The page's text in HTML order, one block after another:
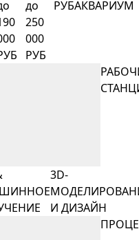
до
250
000
РУБ
РУБАКВАРИУМ
3D-
И ДИЗАЙН